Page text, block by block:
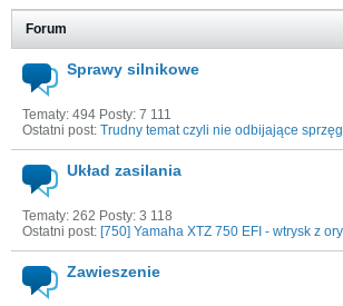
Forum
Sprawy silnikowe
Tematy: 494 Posty: 7 111
Ostatni post: Trudny temat czyli nie odbijające
Układ zasilania
Tematy: 262 Posty: 3 118
Ostatni post: [750] Yamaha XTZ 750 EFI - wtrysk z
Zawieszenie